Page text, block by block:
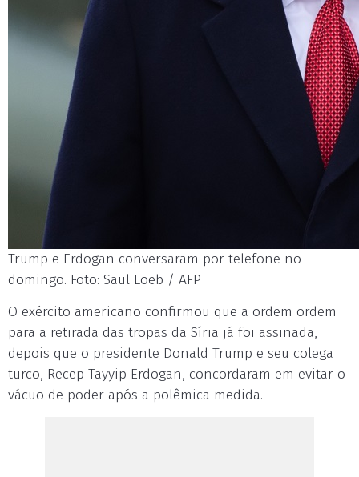
Trump e Erdogan conversaram por telefone no
domingo. Foto: Saul Loeb / AFP
O exército americano confirmou que a ordem ordem
para a retirada das tropas da Síria já foi assinada,
depois que o presidente Donald Trump e seu colega
turco, Recep Tayyip Erdogan, concordaram em evitar o
vácuo de poder após a polêmica medida.